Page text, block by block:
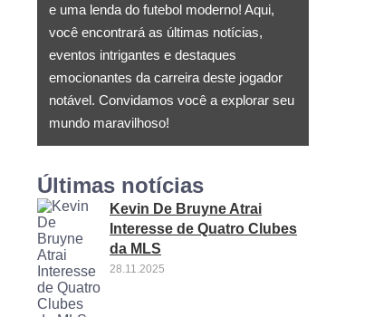
e uma lenda do futebol moderno! Aqui,
você encontrará as últimas notícias,
eventos intrigantes e destaques
emocionantes da carreira deste jogador
notável. Convidamos você a explorar seu
mundo maravilhoso!
Últimas notícias
Kevin De Bruyne Atrai
Interesse de Quatro Clubes
da MLS
28.11.2025